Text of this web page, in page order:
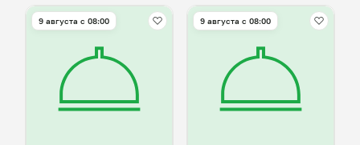
9 августа с 08:00 9 августа с 08:00